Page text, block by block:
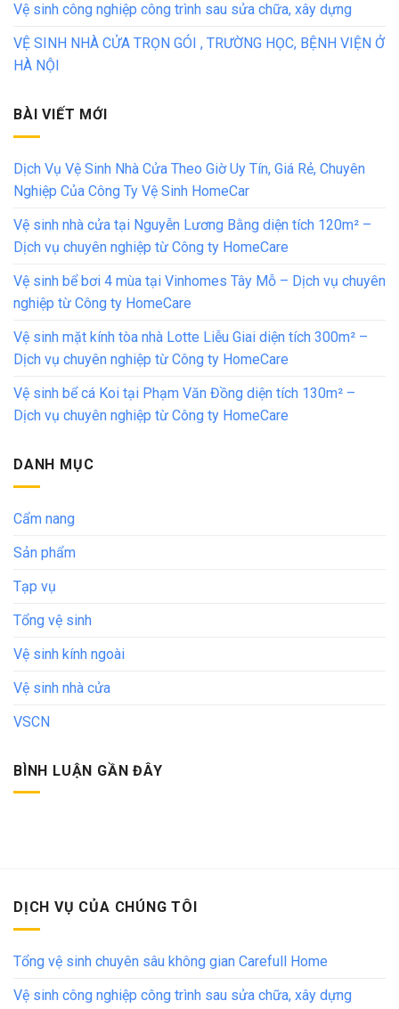
Vệ sinh công nghiệp công trình sau sửa chữa, xây dựng
VỆ SINH NHÀ CỬA TRỌN GÓI , TRƯỜNG HỌC, BỆNH VIỆN Ở
HÀ NỘI
BÀI VIẾT MỚI
Dịch Vụ Vệ Sinh Nhà Cửa Theo Giờ Uy Tín, Giá Rẻ, Chuyên
Nghiệp Của Công Ty Vệ Sinh HomeCar
Vệ sinh nhà cửa tại Nguyễn Lương Bằng diện tích 120m² –
Dịch vụ chuyên nghiệp từ Công ty HomeCare
Vệ sinh bể bơi 4 mùa tại Vinhomes Tây Mỗ – Dịch vụ chuyên
nghiệp từ Công ty HomeCare
Vệ sinh mặt kính tòa nhà Lotte Liễu Giai diện tích 300m² –
Dịch vụ chuyên nghiệp từ Công ty HomeCare
Vệ sinh bể cá Koi tại Phạm Văn Đồng diện tích 130m² –
Dịch vụ chuyên nghiệp từ Công ty HomeCare
DANH MỤC
Cẩm nang
Sản phẩm
Tạp vụ
Tổng vệ sinh
Vệ sinh kính ngoài
Vệ sinh nhà cửa
VSCN
BÌNH LUẬN GẦN ĐÂY
DỊCH VỤ CỦA CHÚNG TÔI
Tổng vệ sinh chuyên sâu không gian Carefull Home
Vệ sinh công nghiệp công trình sau sửa chữa, xây dựng